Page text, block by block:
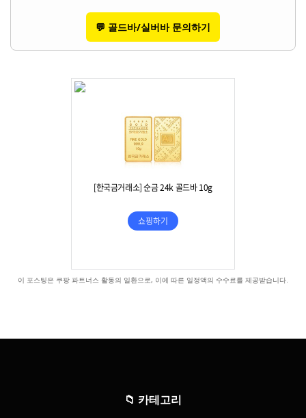
💬 골드바/실버바 문의하기
이 포스팅은 쿠팡 파트너스 활동의 일환으로, 이에 따른 일정액의 수수료를 제공받습니다.
📁 카테고리